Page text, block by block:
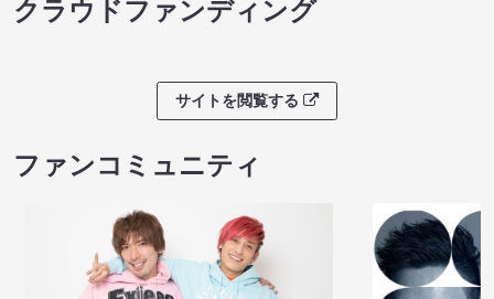
クラウドファンディング
サイトを閲覧する
ファンコミュニティ